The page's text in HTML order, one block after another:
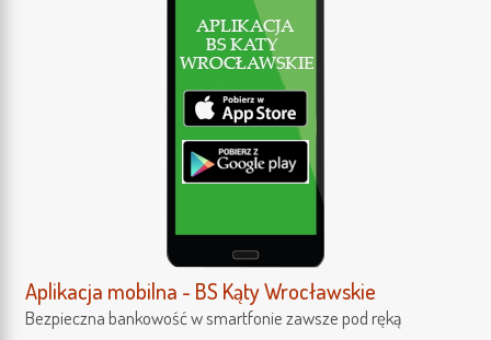
Aplikacja mobilna - BS Kąty Wrocławskie
Bezpieczna bankowość w smartfonie zawsze pod ręką